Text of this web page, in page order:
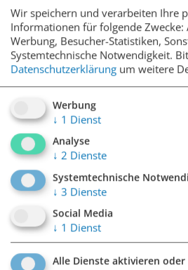
Themen*
Garage*
ANFRAGE
Anmerkung
Wir speichern und verarbeiten Ihre
Informationen für folgende Zwecke:
Werbung, Besucher-Statistiken,
Systemtechnische Notwendigkeit.
Datenschutzerklärung um weitere
Werbung
↓ 1 Dienst
Analyse
↓ 2 Dienste
Systemtechnische
↓ 3 Dienste
Social Media
↓ 1 Dienst
Alle Dienste aktivieren